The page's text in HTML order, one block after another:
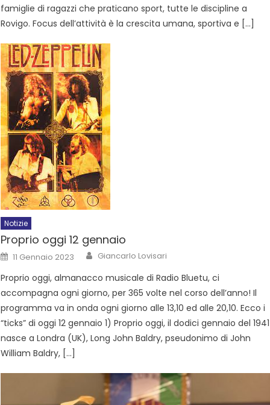
famiglie di ragazzi che praticano sport, tutte le discipline a
Rovigo. Focus dell’attività è la crescita umana, sportiva e […]
Notizie
Proprio oggi 12 gennaio
11 Gennaio 2023 Giancarlo Lovisari
Proprio oggi, almanacco musicale di Radio Bluetu, ci
accompagna ogni giorno, per 365 volte nel corso dell’anno! Il
programma va in onda ogni giorno alle 13,10 ed alle 20,10. Ecco i
“ticks” di oggi 12 gennaio 1) Proprio oggi, il dodici gennaio del 1941
nasce a Londra (UK), Long John Baldry, pseudonimo di John
William Baldry, […]